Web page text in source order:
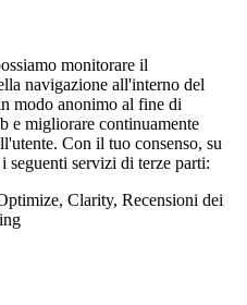
monitorare il
navigazione all'interno del
modo anonimo al fine di
e migliorare continuamente
Con il tuo consenso, su
seguenti servizi di terze parti:
Clarity, Recensioni dei